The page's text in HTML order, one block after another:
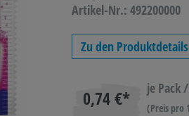
HYGIENE
Artikel-Nr.: 492200000
Zu den Produktdetails
0,74 €* je Pack
(Preis pro